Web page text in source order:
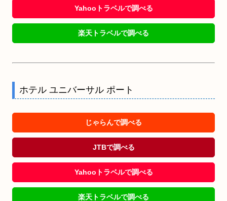
Yahooトラベルで調べる
楽天トラベルで調べる
ホテル ユニバーサル ポート
じゃらんで調べる
JTBで調べる
Yahooトラベルで調べる
楽天トラベルで調べる